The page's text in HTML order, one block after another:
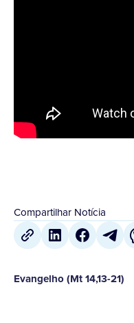
Compartilhar Notícia
Evangelho (Mt 14,13-21)